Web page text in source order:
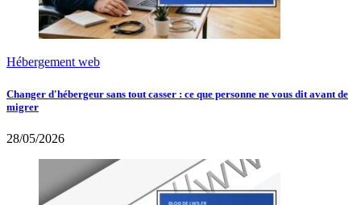
Hébergement web
Changer d'hébergeur sans tout casser : ce que personne ne vous dit avant de
migrer
28/05/2026